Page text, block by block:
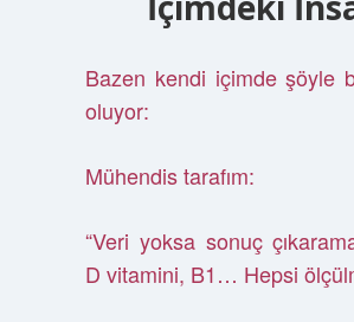
Bazen kendi içimde şöyle
oluyor:
Mühendis tarafım:
“Veri yoksa sonuç
D vitamini, B1… Hepsi